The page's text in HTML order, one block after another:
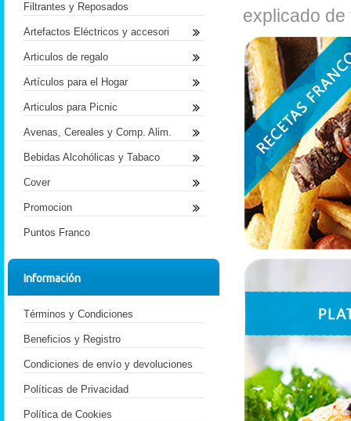
explicado
Filtrantes y Reposados
Artefactos Eléctricos y accesori
Articulos de regalo
Artículos para el Hogar
Articulos para Picnic
Avenas, Cereales y Comp. Alim.
Bebidas Alcohólicas y Tabaco
Cover
Promocion
Puntos Franco
Información
Términos y Condiciones
Beneficios y Registro
Condiciones de envío y devoluciones
Políticas de Privacidad
Política de Cookies